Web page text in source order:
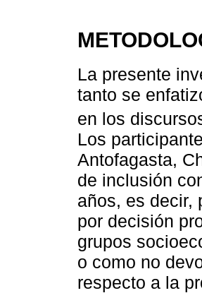
La presente
tanto se
en los
Los
Antofagasta,
de inclusión
años, es decir,
por decisión
grupos
o como no
respecto a la